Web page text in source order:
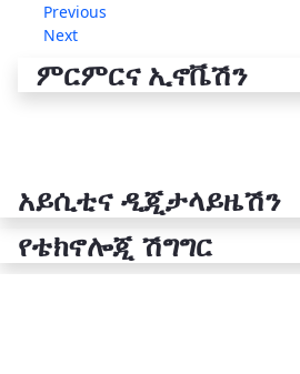
Previous
Next
ምርምርና ኢኖቬሽን
አይሲቲና ዲጂታላይዜሽን
የቴክኖሎጂ ሽግግር